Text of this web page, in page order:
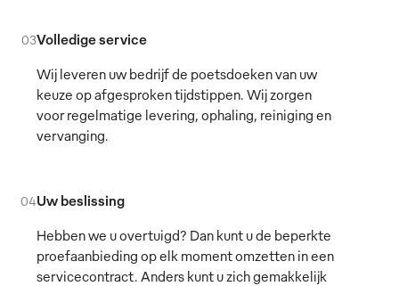
03Volledige service
Wij leveren uw bedrijf de poetsdoeken van uw
keuze op afgesproken tijdstippen. Wij zorgen
voor regelmatige levering, ophaling, reiniging en
vervanging.
04Uw beslissing
Hebben we u overtuigd? Dan kunt u de beperkte
proefaanbieding op elk moment omzetten in een
servicecontract. Anders kunt u zich gemakkelijk